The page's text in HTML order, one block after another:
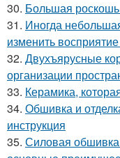
30. Большая
31. Иногда
изменить
32. Двухъярусные
организации
33. Керамика,
34. Обшивка и
инструкция
35. Силовая обшивка